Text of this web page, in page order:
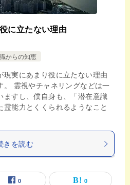
に立たない理由
からの知恵
実にあまり役に立たない理由
。 霊視やチャネリングなどは一
ますし、僕自身も、「潜在意識
能力とくくられるようなこと
きを読む
0 0